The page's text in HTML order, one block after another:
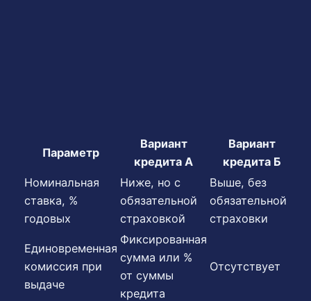
Параметр
Вариант
кредита А
Вариант
кредита Б
Номинальная
ставка, %
годовых
Ниже, но с
обязательной
страховкой
Выше, без
обязательной
страховки
Единовременная
комиссия при
выдаче
Фиксированная
сумма или %
от суммы
кредита
Отсутствует